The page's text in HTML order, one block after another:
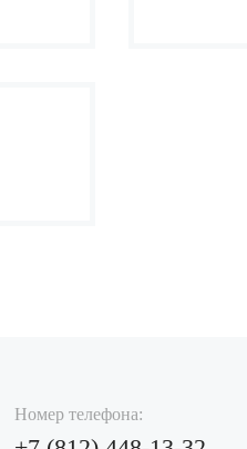
Номер телефона: